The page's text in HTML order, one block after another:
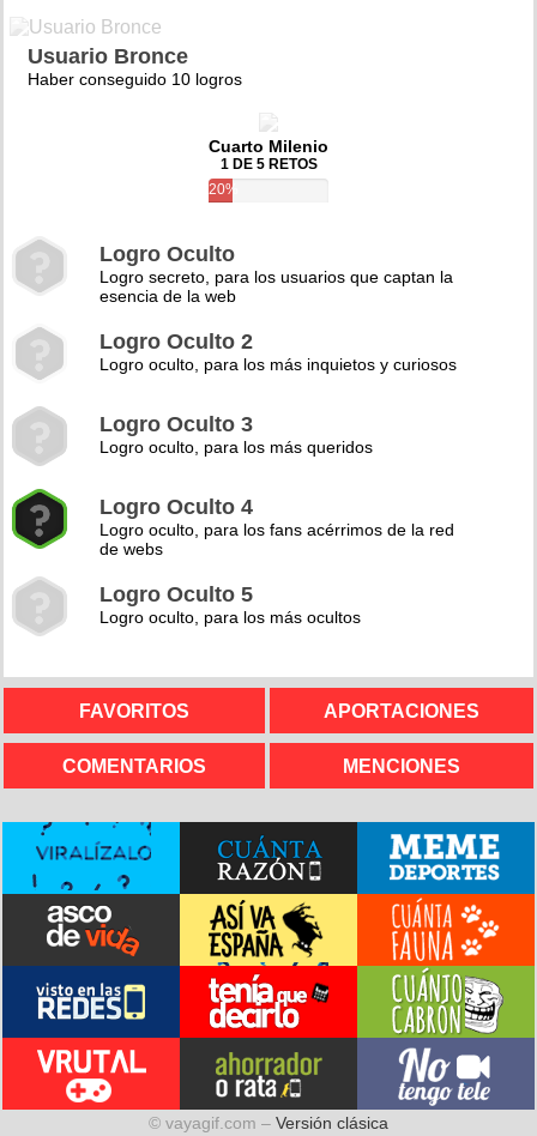
Usuario Bronce
Haber conseguido 10 logros
Cuarto Milenio
1 DE 5 RETOS
20%
Logro Oculto
Logro secreto, para los usuarios que captan la
esencia de la web
Logro Oculto 2
Logro oculto, para los más inquietos y curiosos
Logro Oculto 3
Logro oculto, para los más queridos
Logro Oculto 4
Logro oculto, para los fans acérrimos de la red
de webs
Logro Oculto 5
Logro oculto, para los más ocultos
FAVORITOS APORTACIONES
COMENTARIOS MENCIONES
© vayagif.com – Versión clásica